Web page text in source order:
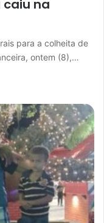
caiu na
para a colheita de
ontem (8),…